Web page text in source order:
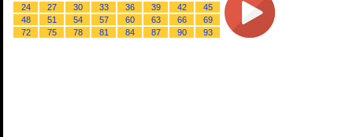
24
27 30 33 36 39 42
45
48
51 54 57 60 63 66
69
72
75 78 81 84 87 90 93